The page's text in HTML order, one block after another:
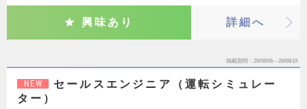
興味あり 詳細へ
掲載期間 26/08/06～26/08/19
NEW
セールスエンジニア（運転シミュレー
ター）